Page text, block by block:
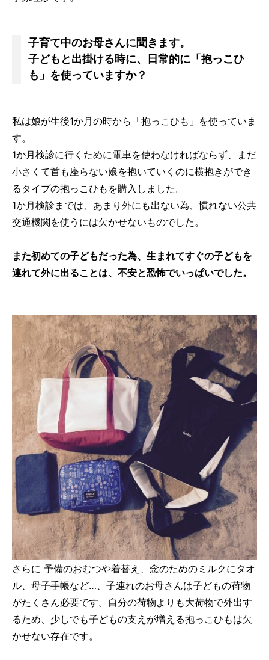
子育て中のお母さんに聞きます。
子どもと出掛ける時に、日常的に「抱っこひ
も」を使っていますか？
私は娘が生後1か月の時から「抱っこひも」を使っていま
す。
1か月検診に行くために電車を使わなければならず、まだ
小さくて首も座らない娘を抱いていくのに横抱きができ
るタイプの抱っこひもを購入しました。
1か月検診までは、あまり外にも出ない為、慣れない公共
交通機関を使うには欠かせないものでした。
また初めての子どもだった為、生まれてすぐの子どもを
連れて外に出ることは、不安と恐怖でいっぱいでした。
さらに 予備のおむつや着替え、念のためのミルクにタオ
ル、母子手帳など…、子連れのお母さんは子どもの荷物
がたくさん必要です。自分の荷物よりも大荷物で外出す
るため、少しでも子どもの支えが増える抱っこひもは欠
かせない存在です。